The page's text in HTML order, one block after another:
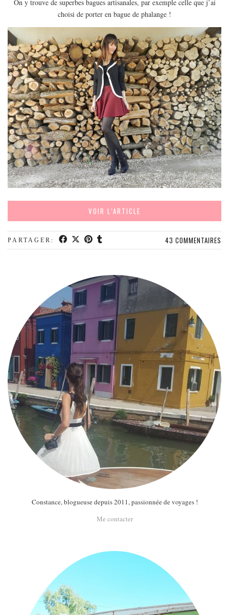
BEAUTÉ
DIVERSES BOX
DIY
LIFESTYLE
ME CONTACTER
A PROPOS
PARUTIONS ET PARTENARIATS
On y trouve de superbes bagues artisanales, par exemple celle que j’ai
choisi de porter en bague de phalange !
VOIR L’ARTICLE
PARTAGER: 43 COMMENTAIRES
Constance, blogueuse depuis 2011, passionnée de voyages !
Me contacter